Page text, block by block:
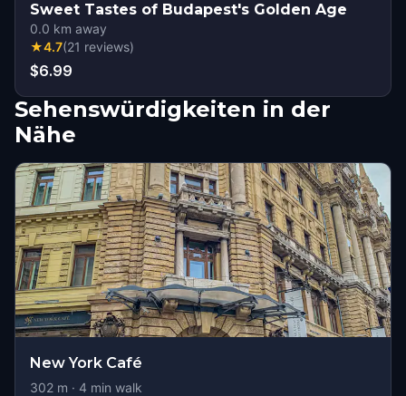
Sweet Tastes of Budapest's Golden Age
0.0 km away
★4.7(21 reviews)
$6.99
Sehenswürdigkeiten in der
Nähe
New York Café
302 m · 4 min walk